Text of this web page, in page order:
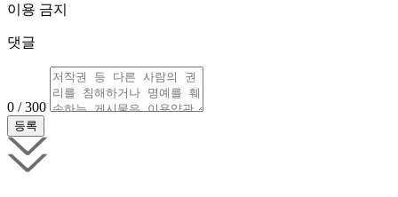
이용 금지
댓글
0 / 300